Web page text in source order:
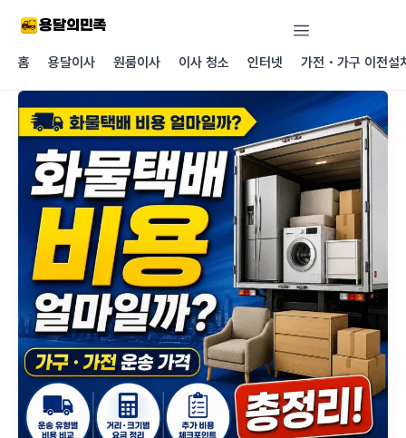
건너뛰기
홈
용달이사 원룸이사 이사 청소 인터넷 가전・가구 이전설